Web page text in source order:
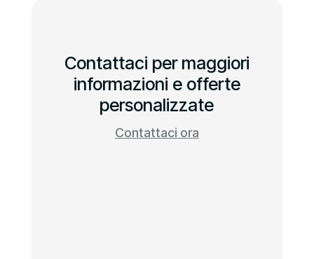
Contattaci per maggiori
informazioni e offerte
personalizzate
Contattaci ora